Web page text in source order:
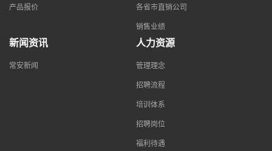
产品报价
各省市直销公司
销售业绩
新闻资讯
常安新闻
人力资源
管理理念
招聘流程
培训体系
招聘岗位
福利待遇